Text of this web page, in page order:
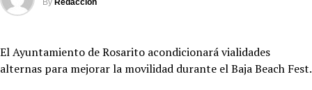
By Redacción
El Ayuntamiento de Rosarito acondicionará vialidades
alternas para mejorar la movilidad durante el Baja Beach Fest.